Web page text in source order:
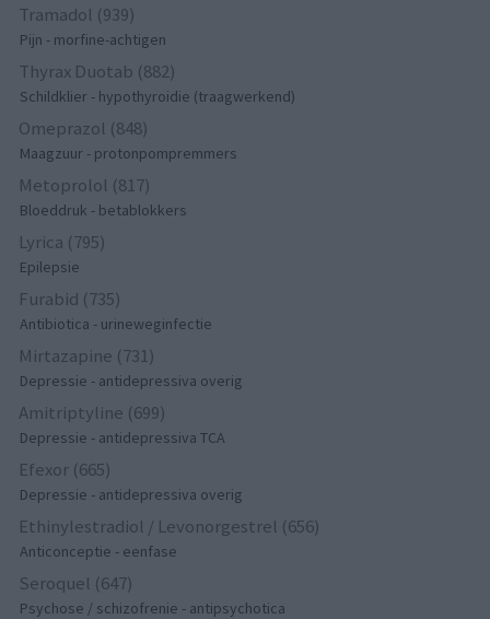
Tramadol (939)
Pijn - morfine-achtigen
Thyrax Duotab (882)
Schildklier - hypothyroidie (traagwerkend)
Omeprazol (848)
Maagzuur - protonpompremmers
Metoprolol (817)
Bloeddruk - betablokkers
Lyrica (795)
Epilepsie
Furabid (735)
Antibiotica - urineweginfectie
Mirtazapine (731)
Depressie - antidepressiva overig
Amitriptyline (699)
Depressie - antidepressiva TCA
Efexor (665)
Depressie - antidepressiva overig
Ethinylestradiol / Levonorgestrel (656)
Anticonceptie - eenfase
Seroquel (647)
Psychose / schizofrenie - antipsychotica